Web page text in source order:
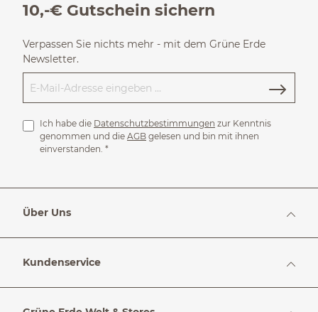
10,-€ Gutschein sichern
Verpassen Sie nichts mehr - mit dem Grüne Erde
Newsletter.
Ich habe die Datenschutzbestimmungen zur Kenntnis
genommen und die AGB gelesen und bin mit ihnen
einverstanden. *
Über Uns
Kundenservice